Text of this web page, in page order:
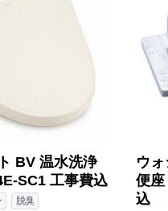
BV 温水洗浄
SC1 工事費込
脱臭
ウ
便座
込